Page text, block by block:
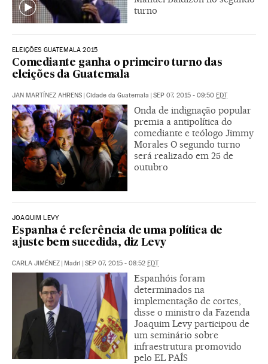
turno
ELEIÇÕES GUATEMALA 2015
Comediante ganha o primeiro turno das
eleições da Guatemala
JAN MARTÍNEZ AHRENS | Cidade da Guatemala | SEP 07, 2015 - 09:50 EDT
Onda de indignação popular
premia a antipolítica do
comediante e teólogo Jimmy
Morales O segundo turno
será realizado em 25 de
outubro
JOAQUIM LEVY
Espanha é referência de uma política de
ajuste bem sucedida, diz Levy
CARLA JIMÉNEZ | Madri | SEP 07, 2015 - 08:52 EDT
Espanhóis foram
determinados na
implementação de cortes,
disse o ministro da Fazenda
Joaquim Levy participou de
um seminário sobre
infraestrutura promovido
pelo EL PAÍS